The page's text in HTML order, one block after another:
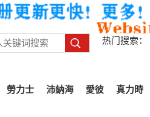
热门搜索：
勞力士 沛納海 愛彼 真力時